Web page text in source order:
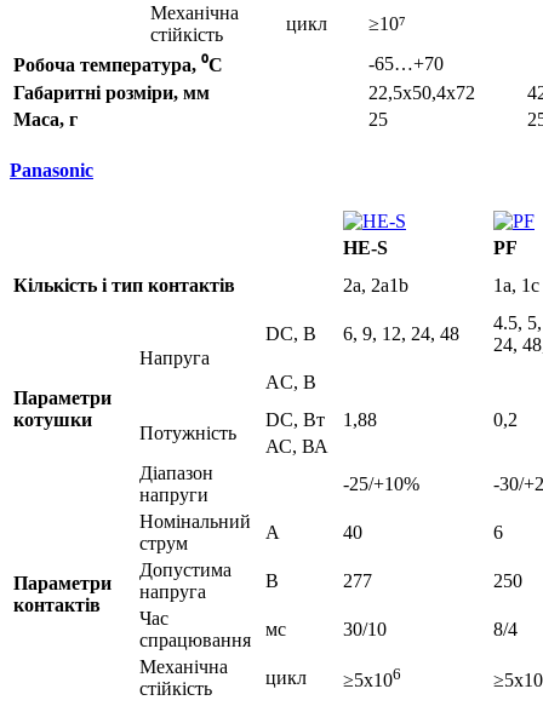
Механічна
стійкість
цикл
≥10⁷
Робоча температура, ⁰С
-65…+70
Габаритні розміри, мм
22,5x50,4x72
Маса, г
25
Panasonic
HE-S
PF
Кількість і тип контактів
2a, 2a1b 1a, 1c
Параметри
котушки
Напруга
DC, B 6, 9, 12, 24, 48
4.5,
24,
AC, B
Потужність
DC, Вт 1,88
0,2
АС, ВА
Діапазон
напруги
-25/+10% -30/
Параметри
контактів
Номінальний
струм
A 40
6
Допустима
напруга
В 277
250
Час
спрацювання
мс 30/10
8/4
Механічна
стійкість
цикл ≥5x106
≥5x10